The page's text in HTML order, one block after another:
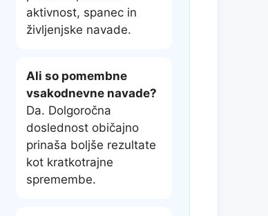
aktivnost, spanec in
življenjske navade.
Ali so pomembne
vsakodnevne navade?
Da. Dolgoročna
doslednost običajno
prinaša boljše rezultate
kot kratkotrajne
spremembe.